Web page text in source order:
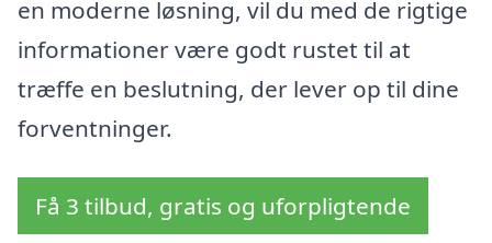
en moderne løsning, vil du med de rigtige
informationer være godt rustet til at
træffe en beslutning, der lever op til dine
forventninger.
Få 3 tilbud, gratis og uforpligtende